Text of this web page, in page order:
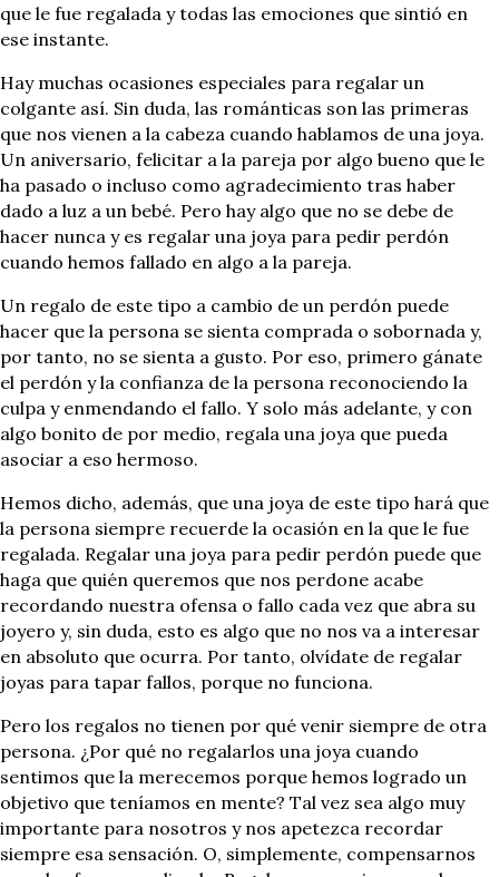
que le fue regalada y todas las emociones que sintió en
ese instante.
Hay muchas ocasiones especiales para regalar un
colgante así. Sin duda, las románticas son las primeras
que nos vienen a la cabeza cuando hablamos de una joya.
Un aniversario, felicitar a la pareja por algo bueno que le
ha pasado o incluso como agradecimiento tras haber
dado a luz a un bebé. Pero hay algo que no se debe de
hacer nunca y es regalar una joya para pedir perdón
cuando hemos fallado en algo a la pareja.
Un regalo de este tipo a cambio de un perdón puede
hacer que la persona se sienta comprada o sobornada y,
por tanto, no se sienta a gusto. Por eso, primero gánate
el perdón y la confianza de la persona reconociendo la
culpa y enmendando el fallo. Y solo más adelante, y con
algo bonito de por medio, regala una joya que pueda
asociar a eso hermoso.
Hemos dicho, además, que una joya de este tipo hará que
la persona siempre recuerde la ocasión en la que le fue
regalada. Regalar una joya para pedir perdón puede que
haga que quién queremos que nos perdone acabe
recordando nuestra ofensa o fallo cada vez que abra su
joyero y, sin duda, esto es algo que no nos va a interesar
en absoluto que ocurra. Por tanto, olvídate de regalar
joyas para tapar fallos, porque no funciona.
Pero los regalos no tienen por qué venir siempre de otra
persona. ¿Por qué no regalarlos una joya cuando
sentimos que la merecemos porque hemos logrado un
objetivo que teníamos en mente? Tal vez sea algo muy
importante para nosotros y nos apetezca recordar
siempre esa sensación. O, simplemente, compensarnos